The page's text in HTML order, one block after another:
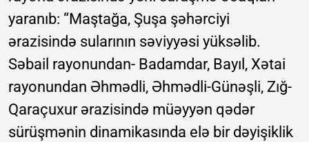
yaranıb: “Maştağa, Şuşa şəhərciyi
ərazisində sularının səviyyəsi yüksəlib.
Səbail rayonundan- Badamdar, Bayıl, Xətai
rayonundan Əhmədli, Əhmədli-Günəşli, Zığ-
Qaraçuxur ərazisində müəyyən qədər
sürüşmənin dinamikasında elə bir dəyişiklik